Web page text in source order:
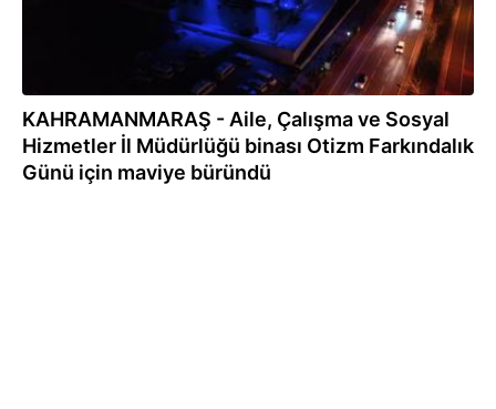
KAHRAMANMARAŞ - Aile, Çalışma ve Sosyal
Hizmetler İl Müdürlüğü binası Otizm Farkındalık
Günü için maviye büründü